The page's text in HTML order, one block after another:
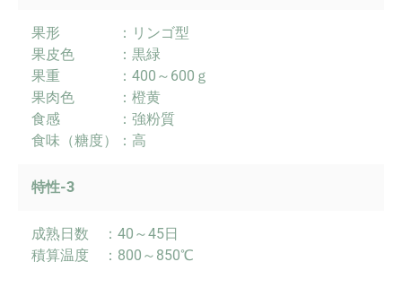
果形 ：リンゴ型
果皮色 ：黒緑
果重 ：400～600ｇ
果肉色 ：橙黄
食感 ：強粉質
食味（糖度）：高
特性-3
成熟日数 ：40～45日
積算温度 ：800～850℃